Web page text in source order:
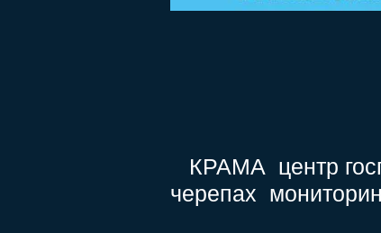
КРАМА центр
черепах